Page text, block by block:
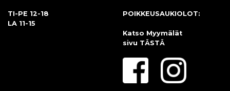
TI-PE 12-18
LA 11-15
POIKKEUSAUKIOLOT:
Katso Myymälät
sivu TÄSTÄ